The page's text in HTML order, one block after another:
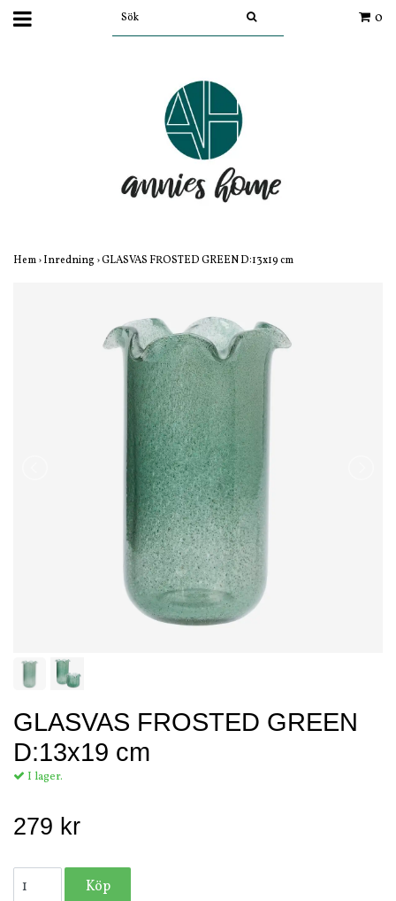
0
Hem›Inredning ›GLASVAS FROSTED GREEN D:13x19 cm
GLASVAS FROSTED GREEN
D:13x19 cm
I lager.
279 kr